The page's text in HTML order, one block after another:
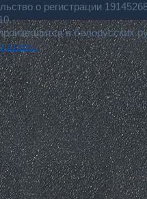
о регистрации
в белорусских